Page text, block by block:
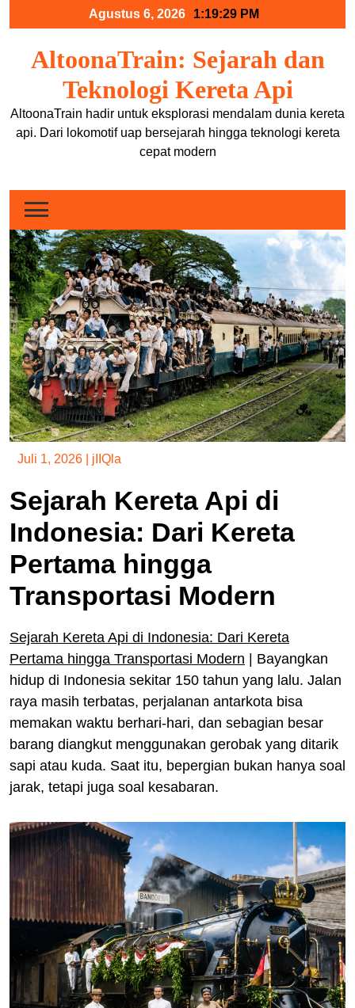
Agustus 6, 2026 1:19:30 PM
AltoonaTrain: Sejarah dan
Teknologi Kereta Api
AltoonaTrain hadir untuk eksplorasi mendalam dunia kereta
api. Dari lokomotif uap bersejarah hingga teknologi kereta
cepat modern
Juli 1, 2026 jIIQla
Sejarah Kereta Api di
Indonesia: Dari Kereta
Pertama hingga
Transportasi Modern
Sejarah Kereta Api di Indonesia: Dari Kereta
Pertama hingga Transportasi Modern | Bayangkan
hidup di Indonesia sekitar 150 tahun yang lalu. Jalan
raya masih terbatas, perjalanan antarkota bisa
memakan waktu berhari-hari, dan sebagian besar
barang diangkut menggunakan gerobak yang ditarik
sapi atau kuda. Saat itu, bepergian bukan hanya soal
jarak, tetapi juga soal kesabaran.